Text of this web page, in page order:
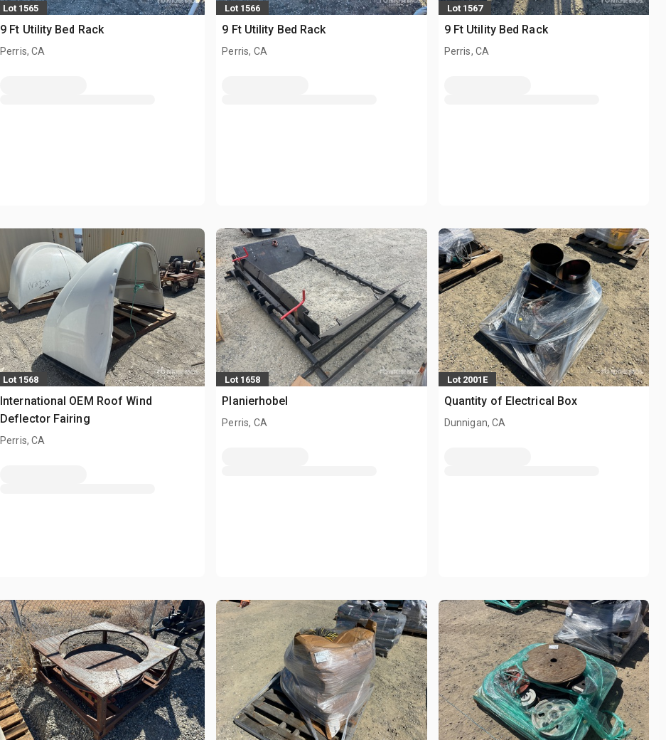
Lot 1565
9 Ft Utility Bed Rack
Perris, CA
Lot 1566
9 Ft Utility Bed Rack
Perris, CA
Lot 1567
9 Ft Utility Bed Rack
Perris, CA
Lot 1568
International OEM Roof Wind
Deflector Fairing
Perris, CA
Lot 1658
Planierhobel
Perris, CA
Lot 2001E
Quantity of Electrical Box
Dunnigan, CA